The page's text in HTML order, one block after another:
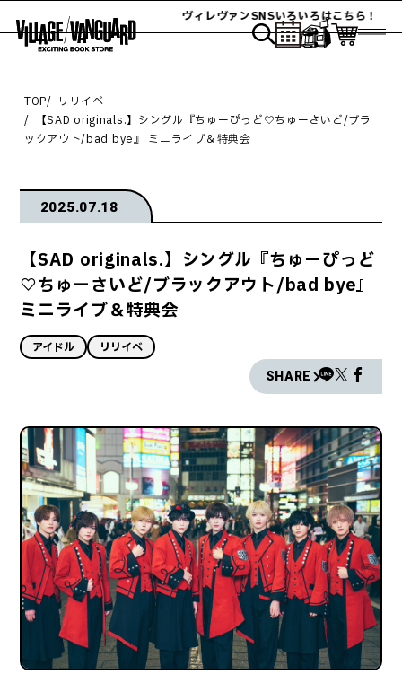
ヴィレヴァンSNSいろいろはこちら！
TOP
リリイベ
【SAD originals.】シングル『ちゅーぴっど♡ちゅーさいど/ブラ
ックアウト/bad bye』 ミニライブ＆特典会
2025.07.18
【SAD originals.】シングル『ちゅーぴっど
♡ちゅーさいど/ブラックアウト/bad bye』
ミニライブ＆特典会
アイドル リリイベ
SHARE